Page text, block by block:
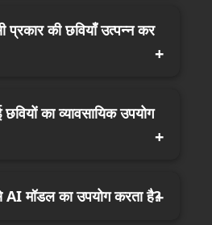
की छवियाँ उत्पन्न कर
का व्यावसायिक उपयोग
मॉडल का उपयोग करता है?